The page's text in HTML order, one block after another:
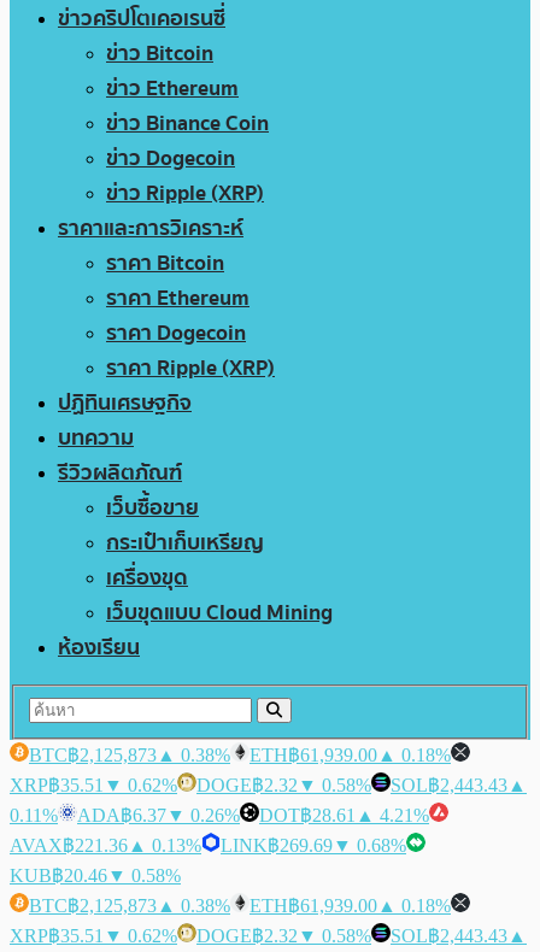
ข่าวคริปโตเคอเรนซี่
ข่าว Bitcoin
ข่าว Ethereum
ข่าว Binance Coin
ข่าว Dogecoin
ข่าว Ripple (XRP)
ราคาและการวิเคราะห์
ราคา Bitcoin
ราคา Ethereum
ราคา Dogecoin
ราคา Ripple (XRP)
ปฏิทินเศรษฐกิจ
บทความ
รีวิวผลิตภัณฑ์
เว็บซื้อขาย
กระเป๋าเก็บเหรียญ
เครื่องขุด
เว็บขุดแบบ Cloud Mining
ห้องเรียน
BTC฿2,125,873 ▲ 0.38% ETH฿61,939.00 ▲ 0.18%
XRP฿35.51 ▼ 0.62% DOGE฿2.32 ▼ 0.58% SOL฿2,443.43 ▲
0.11%
ADA฿6.37▼ 0.26% DOT฿28.61 ▲ 4.21%
AVAX฿221.36 ▲ 0.13% LINK฿269.69▼ 0.68%
KUB฿20.46▼ 0.58%
BTC฿2,125,873 ▲ 0.38% ETH฿61,939.00 ▲ 0.18%
XRP฿35.51 ▼ 0.62% DOGE฿2.32 ▼ 0.58% SOL฿2,443.43 ▲